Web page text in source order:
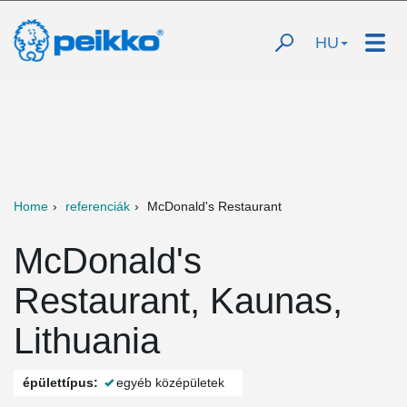
HU
Home referenciák McDonald's Restaurant
McDonald's
Restaurant, Kaunas,
Lithuania
épülettípus: egyéb középületek